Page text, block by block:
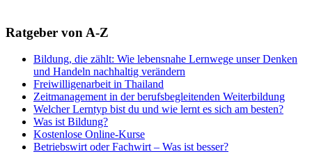
Ratgeber von A-Z
Bildung, die zählt: Wie lebensnahe Lernwege unser Denken
und Handeln nachhaltig verändern
Freiwilligenarbeit in Thailand
Zeitmanagement in der berufsbegleitenden Weiterbildung
Welcher Lerntyp bist du und wie lernt es sich am besten?
Was ist Bildung?
Kostenlose Online-Kurse
Betriebswirt oder Fachwirt – Was ist besser?